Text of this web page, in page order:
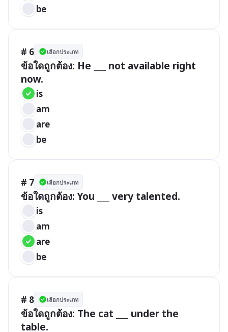
be
# 6 เลือกประเภท
ข้อใดถูกต้อง: He ___ not available right
now.
is
am
are
be
# 7 เลือกประเภท
ข้อใดถูกต้อง: You ___ very talented.
is
am
are
be
# 8 เลือกประเภท
ข้อใดถูกต้อง: The cat ___ under the
table.